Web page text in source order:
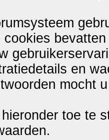
cookies
en
mocht
toe te